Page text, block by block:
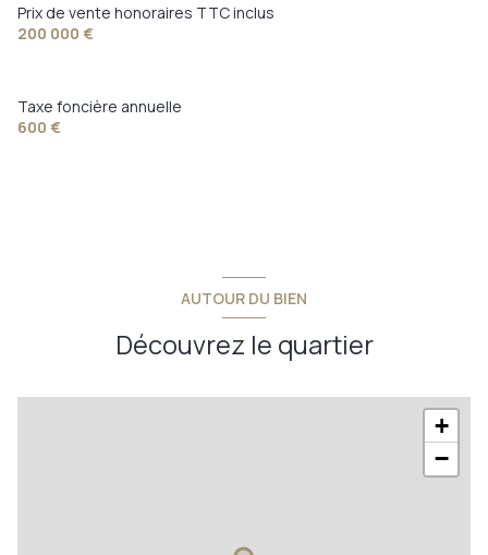
Prix de vente honoraires TTC inclus
200 000 €
Taxe foncière annuelle
600 €
AUTOUR DU BIEN
Découvrez le quartier
+
−